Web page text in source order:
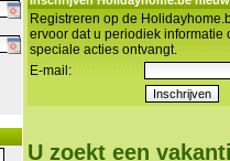
Registreren op de
ervoor dat u periodiek informatie
speciale acties ontvangt.
E-mail:
U zoekt een